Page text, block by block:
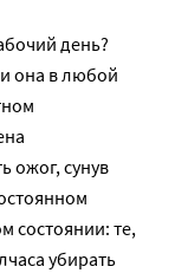
день?
она в любой
ожог, сунув
состоянии: те,
убирать